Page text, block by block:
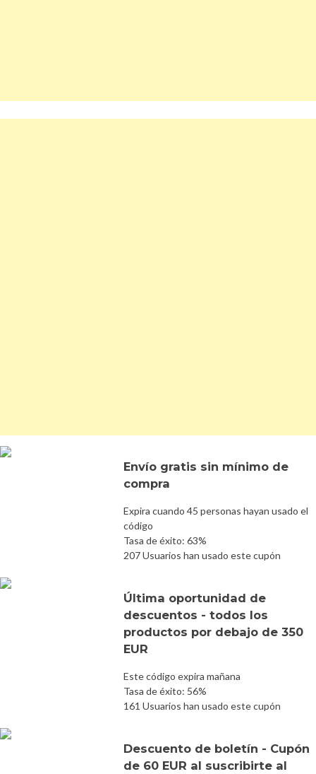
Envío gratis sin mínimo de
compra
Expira cuando 45 personas hayan usado el
código
Tasa de éxito: 63%
207 Usuarios han usado este cupón
Última oportunidad de
descuentos - todos los
productos por debajo de 350
EUR
Este código expira mañana
Tasa de éxito: 56%
161 Usuarios han usado este cupón
Descuento de boletín - Cupón
de 60 EUR al suscribirte al